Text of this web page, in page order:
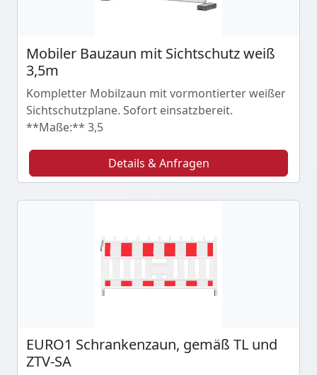
Mobiler Bauzaun mit Sichtschutz weiß
3,5m
Kompletter Mobilzaun mit vormontierter weißer
Sichtschutzplane. Sofort einsatzbereit.
**Maße:** 3,5
Details & Anfragen
EURO1 Schrankenzaun, gemäß TL und
ZTV-SA